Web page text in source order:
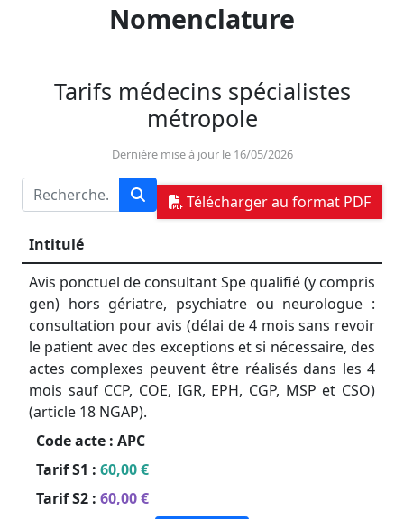
Nomenclature
Tarifs médecins spécialistes
métropole
Dernière mise à jour le 16/05/2026
Télécharger au format PDF
Intitulé
Avis ponctuel de consultant Spe qualifié (y compris
gen) hors gériatre, psychiatre ou neurologue :
consultation pour avis (délai de 4 mois sans revoir
le patient avec des exceptions et si nécessaire, des
actes complexes peuvent être réalisés dans les 4
mois sauf CCP, COE, IGR, EPH, CGP, MSP et CSO)
(article 18 NGAP).
Code acte : APC
Tarif S1 : 60,00 €
Tarif S2 : 60,00 €